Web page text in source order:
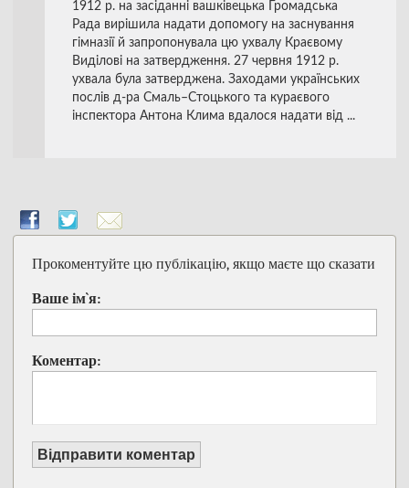
1912 р. на засіданні вашківецька Громадська
Рада вирішила надати допомогу на заснування
гімназії й запропонувала цю ухвалу Краєвому
Виділові на затвердження. 27 червня 1912 р.
ухвала була затверджена. Заходами українських
послів д-ра Смаль–Стоцького та кураєвого
інспектора Антона Клима вдалося надати від ...
Прокоментуйте цю публікацію, якщо маєте що сказати
Ваше ім`я:
Коментар:
Відправити коментар